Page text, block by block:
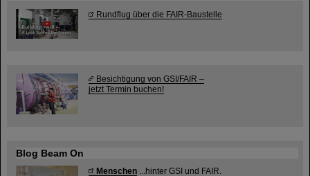
Rundflug über die FAIR-Baustelle
Besichtigung von GSI/FAIR –
jetzt Termin buchen!
Blog Beam On
Menschen ...hinter GSI und FAIR.